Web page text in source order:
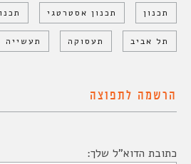
תכנון תכנון אסטרטגי
תל אביב תעסוקה תעשייה
הרשמה לתפוצה
כתובת הדוא"ל שלך: